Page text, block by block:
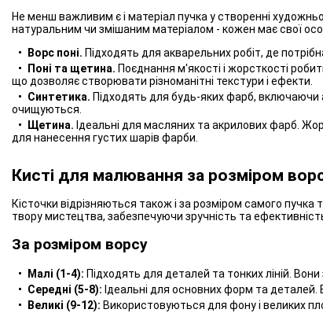
Не менш важливим є і матеріал пучка у створенні
натуральним чи змішаним матеріалом - кожен має свої
Ворс поні. Підходять для акварельних робіт, де
Поні та щетина. Поєднання м'якості і жорсткості
що дозволяє створювати різноманітні текстури і ефекти.
Синтетика. Підходять для будь-яких фарб, включаючи
очищуються.
Щетина. Ідеальні для масляних та акрилових фарб.
для нанесення густих шарів фарби.
Кисті для малювання за розміром
Кісточки відрізняються також і за розміром самого
твору мистецтва, забезпечуючи зручність та ефективність
За розміром ворсу
Малі (1-4): Підходять для деталей та тонких ліній.
Середні (5-8): Ідеальні для основних форм та деталей.
Великі (9-12): Використовуються для фону і великих